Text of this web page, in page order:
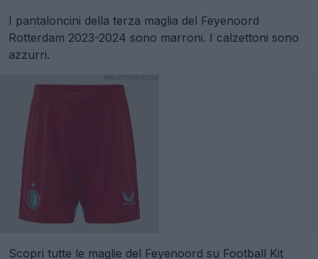
I pantaloncini della terza maglia del Feyenoord
Rotterdam 2023-2024 sono marroni. I calzettoni sono
azzurri.
Scopri tutte le maglie del Feyenoord su Football Kit